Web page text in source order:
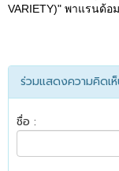
VARIETY)" พาแรนด้
ร่วมแสดงความคิดเ
ชื่อ :